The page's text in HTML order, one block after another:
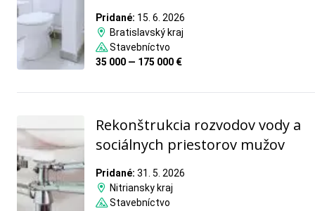
Pridané: 15. 6. 2026
Bratislavský kraj
Stavebníctvo
35 000 — 175 000 €
Rekonštrukcia rozvodov vody a
sociálnych priestorov mužov
Pridané: 31. 5. 2026
Nitriansky kraj
Stavebníctvo